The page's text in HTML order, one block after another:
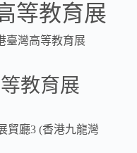
等教育展
臺灣高等教育展
教育展
貿廳3 (香港九龍灣